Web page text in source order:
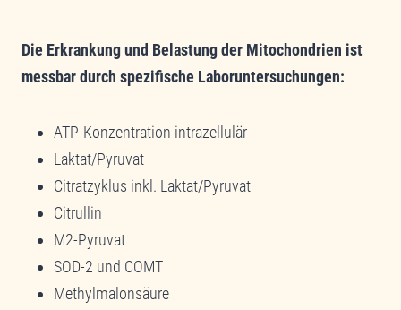
Die Erkrankung und Belastung der Mitochondrien ist
messbar durch spezifische Laboruntersuchungen:
ATP-Konzentration intrazellulär
Laktat/Pyruvat
Citratzyklus inkl. Laktat/Pyruvat
Citrullin
M2-Pyruvat
SOD-2 und COMT
Methylmalonsäure